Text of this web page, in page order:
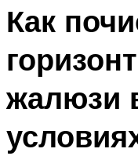
Как
жалюзи